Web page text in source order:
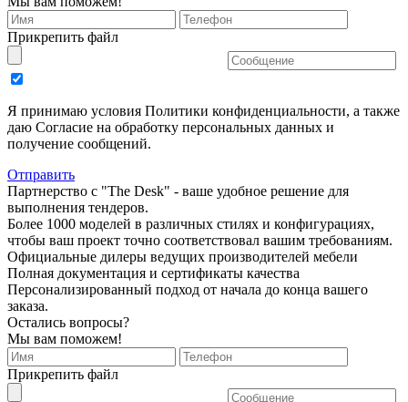
Прикрепить файл
Я принимаю условия Политики конфиденциальности, а также
даю Согласие на обработку персональных данных и
получение сообщений.
Отправить
Партнерство с "The Desk" - ваше удобное решение для
выполнения тендеров.
Более 1000 моделей в различных стилях и конфигурациях,
чтобы ваш проект точно соответствовал вашим требованиям.
Официальные дилеры ведущих производителей мебели
Полная документация и сертификаты качества
Персонализированный подход от начала до конца вашего
заказа.
Остались вопросы?
Мы вам поможем!
Прикрепить файл